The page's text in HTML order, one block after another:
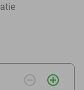
remove_circle_outline add_circle_outline